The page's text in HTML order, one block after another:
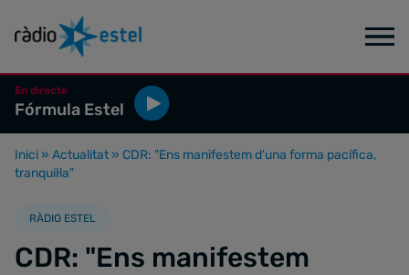
En directe
Fórmula Estel
Inici » Actualitat » CDR: "Ens manifestem d'una forma pacífica,
tranquil·la"
RÀDIO ESTEL
CDR: "Ens manifestem